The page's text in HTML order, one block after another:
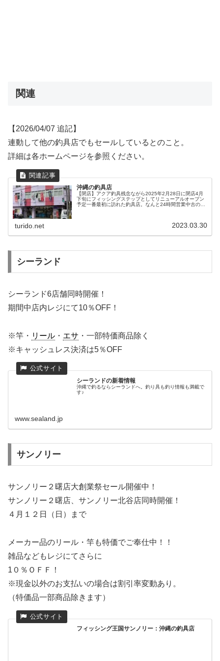
関連
【2026/04/07 追記】
連動して他の釣具店でもセールしているとのこと。
詳細は各ホームページを参照ください。
沖縄の釣具店
【閉店】アクア釣具残念ながら2025年2月28日に閉店4月
下旬にフィッシングステップとしてリニューアルオープン
予定一番最初に訪れた釣具店。なんと24時間営業中古の釣
turido.net 2023.03.30
シーランド
シーランド6店舗同時開催！
期間中店内レジにて10％OFF！
※竿・ リール ・ エサ ・一部特価商品除く
※キャッシュレス決済は5％OFF
シーランドの新着情報
沖縄で釣るならシーランドへ。釣り具も釣り情報も満載で
す♪
www.sealand.jp
サンノリー
サンノリー２曙店大創業祭セール開催中！
サンノリー２曙店、サンノリー北谷店同時開催！
４月１２日（日）まで
メーカー品のリール・竿も特価でご奉仕中！！
雑品などもレジにてさらに
1０％ＯＦＦ！
※現金以外のお支払いの場合は割引率変動あり。
（特価品一部商品除きます）
フィッシング王国サンノリー：沖縄の釣具店